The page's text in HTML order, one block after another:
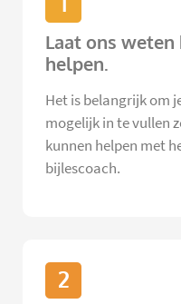
Laat ons weten
helpen.
Het is belangrijk om
mogelijk in te vullen
kunnen helpen met
bijlescoach.
2